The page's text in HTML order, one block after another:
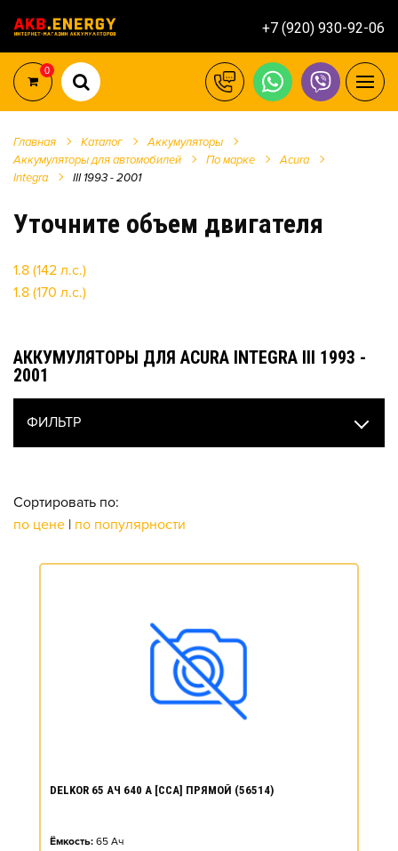
+7 (920) 930-92-06
0
Главная Каталог
Аккумуляторы
Аккумуляторы для автомобилей
По марке
Acura
Integra
III 1993 - 2001
Уточните объем двигателя
1.8 (142 л.с.)
1.8 (170 л.с.)
АККУМУЛЯТОРЫ ДЛЯ ACURA INTEGRA III 1993 -
2001
ФИЛЬТР
Сортировать по:
по цене | по популярности
DELKOR 65 АЧ 640 А [CCA] ПРЯМОЙ (56514)
Ёмкость: 65 Ач